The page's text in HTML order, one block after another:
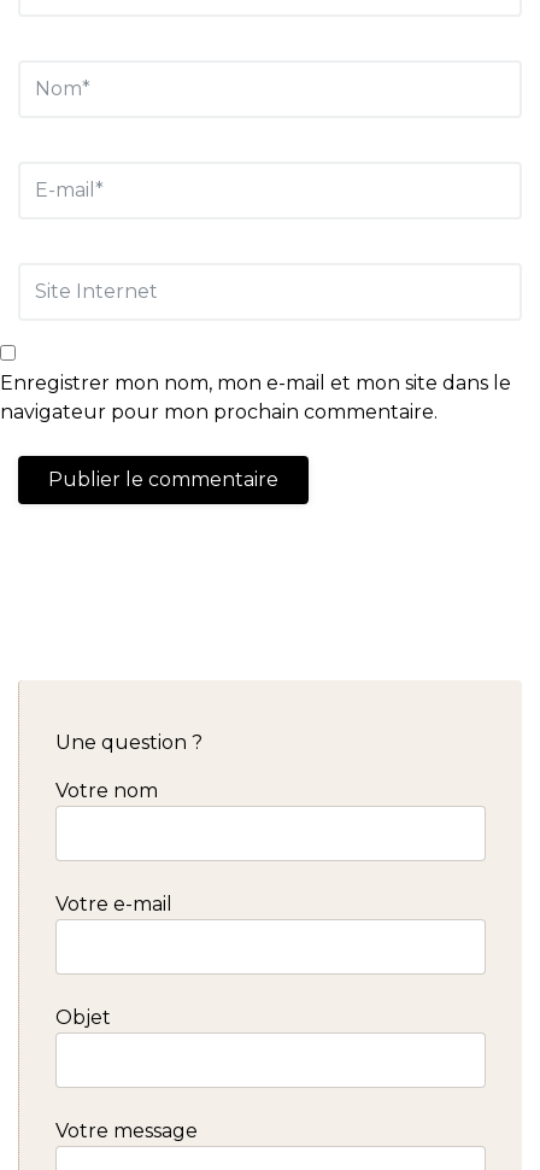
Enregistrer mon nom, mon e-mail et mon site dans le
navigateur pour mon prochain commentaire.
Une question ?
Votre nom
Votre e-mail
Objet
Votre message